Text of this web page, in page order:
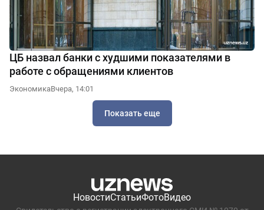
ЦБ назвал банки с худшими показателями в
работе с обращениями клиентов
ЭкономикаВчера, 14:01
Показать еще
НовостиСтатьиФотоВидео